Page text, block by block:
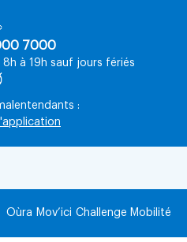
7000
8h à 19h sauf jours fériés
:
Oùra Mov’ici Challenge Mobilité